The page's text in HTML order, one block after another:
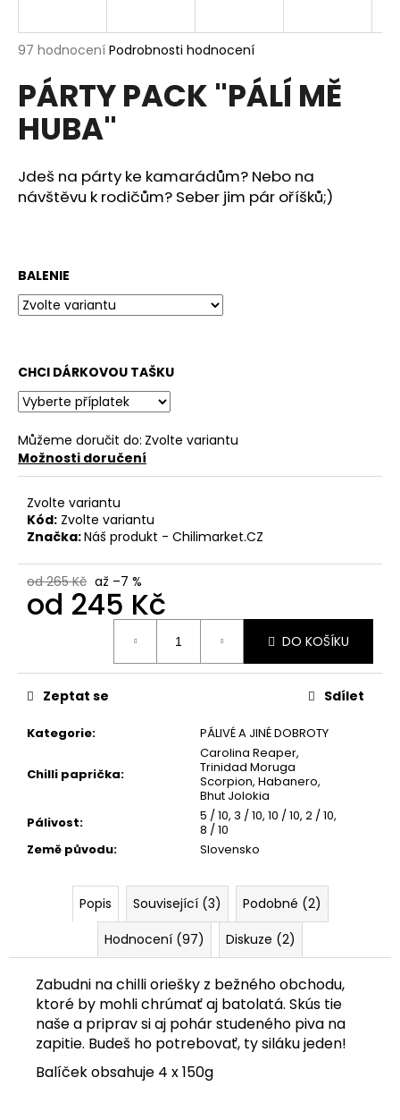
Průměrné
produktu
je
4,4
hvězdiček.
97 hodnocení Podrobnosti hodnocení
PÁRTY PACK "PÁLÍ MĚ
HUBA"
Jdeš na párty ke kamarádům? Nebo na
návštěvu k rodičům? Seber jim pár oříšků;)
BALENIE
CHCI DÁRKOVOU TAŠKU
Můžeme doručit do: Zvolte variantu
Možnosti doručení
Zvolte variantu
Kód: Zvolte variantu
Značka:Náš produkt - Chilimarket.CZ
od 265 Kč až –7 %
od 245 Kč
DO KOŠÍKU
Kategorie: PÁLIVÉ A JINÉ DOBROTY
Chilli paprička:
Carolina Reaper,
Trinidad Moruga
Scorpion, Habanero,
Bhut Jolokia
Pálivost: 5 / 10, 3 / 10, 10 / 10, 2 / 10,
8 / 10
Země původu: Slovensko
Zeptat se Sdílet
Popis Související (3)
Podobné (2)
Hodnocení (97)
Diskuze (2)
Zabudni na chilli oriešky z bežného obchodu,
ktoré by mohli chrúmať aj batolatá. Skús tie
naše a priprav si aj pohár studeného piva na
zapitie. Budeš ho potrebovať, ty siláku jeden!
Balíček obsahuje 4 x 150g
j
t
?
HLEDAT
D
o
r
u
č
j
e
m
e
RED
MASH
(100
ML)
Původně:
Kč